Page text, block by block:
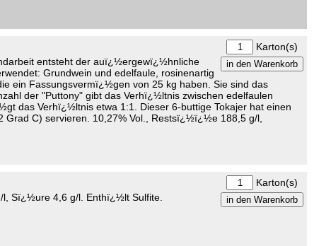
Karton(s)
entsteht der auï¿½ergewï¿½hnliche
Grundwein und edelfaule, rosinenartig
ein Fassungsvermï¿½gen von 25 kg haben. Sie sind das
der "Puttony" gibt das Verhï¿½ltnis zwischen edelfaulen
das Verhï¿½ltnis etwa 1:1. Dieser 6-buttige Tokajer hat einen
C) servieren. 10,27% Vol., Restsï¿½ï¿½e 188,5 g/l,
Karton(s)
Sï¿½ure 4,6 g/l. Enthï¿½lt Sulfite.